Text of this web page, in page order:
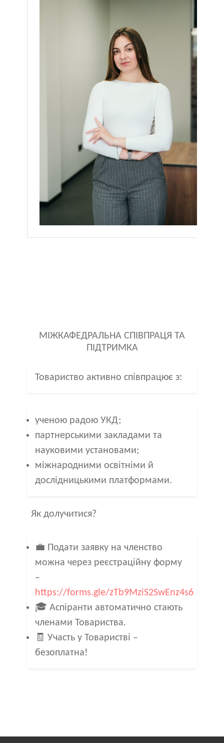
МІЖКАФЕДРАЛЬНА СПІВПРАЦЯ ТА
ПІДТРИМКА
Товариство активно співпрацює з:
ученою радою УКД;
партнерськими закладами та
науковими установами;
міжнародними освітніми й
дослідницькими платформами.
Як долучитися?
💼 Подати заявку на членство
можна через реєстраційну форму
–
https://forms.gle/zTb9MziS2SwEnz4s6
🎓 Аспіранти автоматично стають
членами Товариства.
🧾 Участь у Товаристві –
безоплатна!